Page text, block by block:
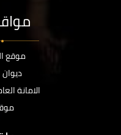
موقع
الامانة